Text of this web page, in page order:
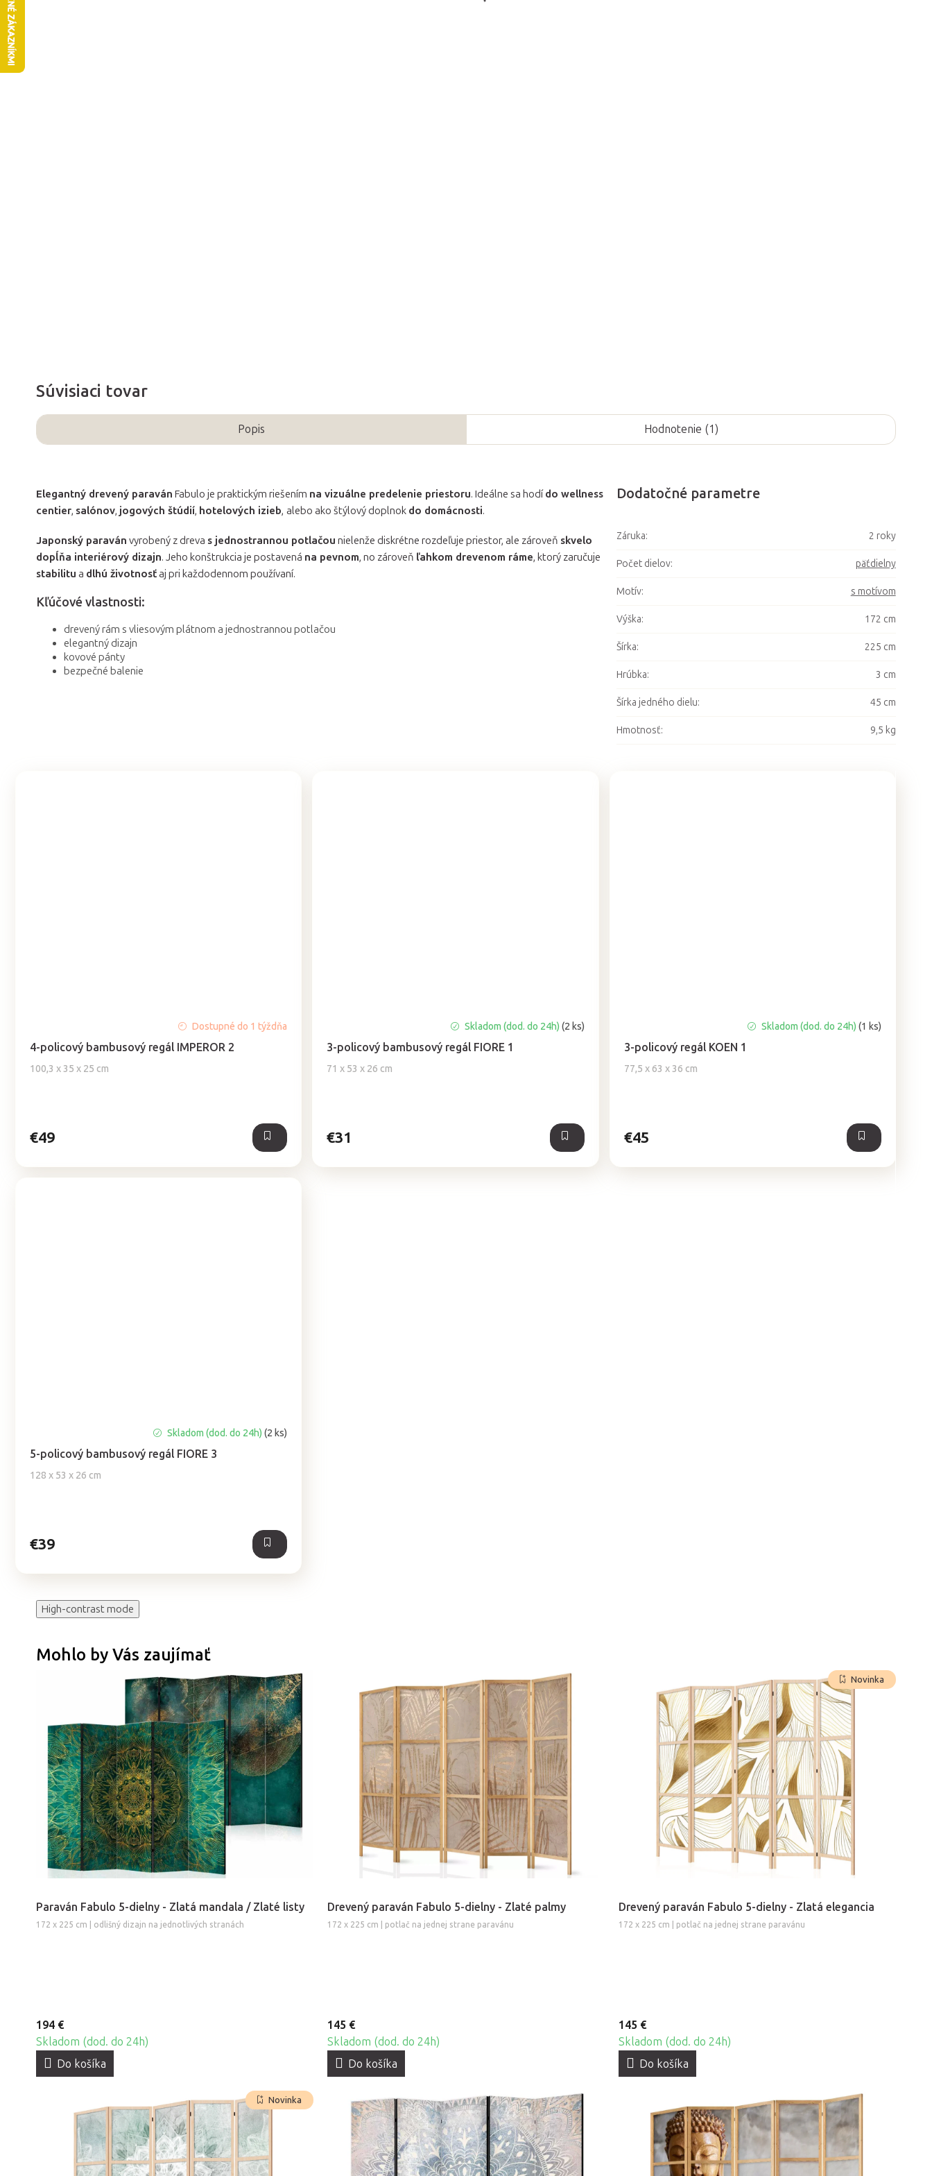
Súvisiaci tovar
4-policový bambusový regál IMPEROR 2
100,3 x 35 x 25 cm
Dostupné do 1 týždňa
€49
3-policový bambusový regál FIORE 1
71 x 53 x 26 cm
hodnotenie
produktu
je
Skladom (dod. do 24h) (2 ks)
€31
3-policový regál KOEN 1
77,5 x 63 x 36 cm
Skladom (dod. do 24h) (1 ks)
€45
5-policový bambusový regál FIORE 3
128 x 53 x 26 cm
hodnotenie
produktu
je
Skladom (dod. do 24h)(2 ks)
€39
Popis Hodnotenie (1)
Elegantný drevený paraván Fabulo je praktickým riešením na vizuálne predelenie priestoru. Ideálne sa hodído wellness
centier, salónov, jogových štúdií, hotelových izieb, alebo ako štýlový doplnok do domácnosti.
Japonský paraván vyrobený z dreva s jednostrannou potlačou nielenže diskrétne rozdeľuje priestor, ale zároveň skvelo
dopĺňa interiérový dizajn. Jeho konštrukcia je postavená na pevnom, no zároveň ľahkom drevenom ráme, ktorý zaručuje
stabilitu a dlhú životnosťaj pri každodennom používaní.
Kľúčové vlastnosti:
drevený rám s vliesovým plátnom a jednostrannou potlačou
elegantný dizajn
kovové pánty
bezpečné balenie
Dodatočné parametre
Záruka: 2 roky
Počet dielov: päťdielny
Motív: s motívom
Výška: 172 cm
Šírka: 225 cm
Hrúbka: 3 cm
Šírka jedného dielu: 45 cm
Hmotnosť: 9,5 kg
High-contrast mode
Mohlo by Vás zaujímať
Paraván Fabulo 5-dielny - Zlatá mandala / Zlaté listy
172 x 225 cm | odlišný dizajn na jednotlivých stranách
194 €
Skladom (dod. do 24h)
Do košíka
Drevený paraván Fabulo 5-dielny - Zlaté palmy
172 x 225 cm | potlač na jednej strane paravánu
145 €
Skladom (dod. do 24h)
Do košíka
Novinka
Drevený paraván Fabulo 5-dielny - Zlatá elegancia
172 x 225 cm | potlač na jednej strane paravánu
145 €
Skladom (dod. do 24h)
Do košíka
Novinka